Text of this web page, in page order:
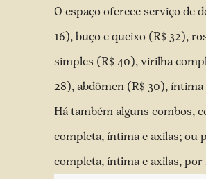
O espaço oferece serviço de
16), buço e queixo (R$ 32),
simples (R$ 40), virilha
28), abdômen (R$ 30), íntima
Há também alguns combos,
completa, íntima e axilas; ou
completa, íntima e axilas, por